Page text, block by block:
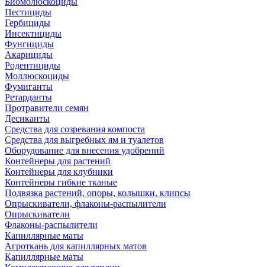
Пестициды
Гербициды
Инсектициды
Фунгициды
Акарициды
Родентициды
Моллюскоциды
Фумиганты
Ретарданты
Протравители семян
Десиканты
Средства для созревания компоста
Средства для выгребных ям и туалетов
Оборудование для внесения удобрений
Контейнеры для растений
Контейнеры для клубники
Контейнеры гибкие тканые
Подвязка растений, опоры, колышки, клипсы
Опрыскиватели, флаконы-распылители
Опрыскиватели
Флаконы-распылители
Капиллярные маты
Агроткань для капиллярных матов
Капиллярные маты